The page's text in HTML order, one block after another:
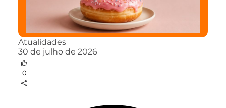
Atualidades
30 de julho de 2026
0